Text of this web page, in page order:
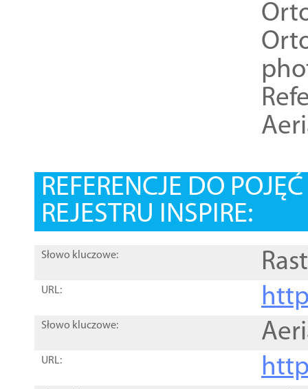
REFERENCJE DO
REJESTRU INSPIRE:
Słowo kluczowe:
URL:
Słowo kluczowe:
URL: